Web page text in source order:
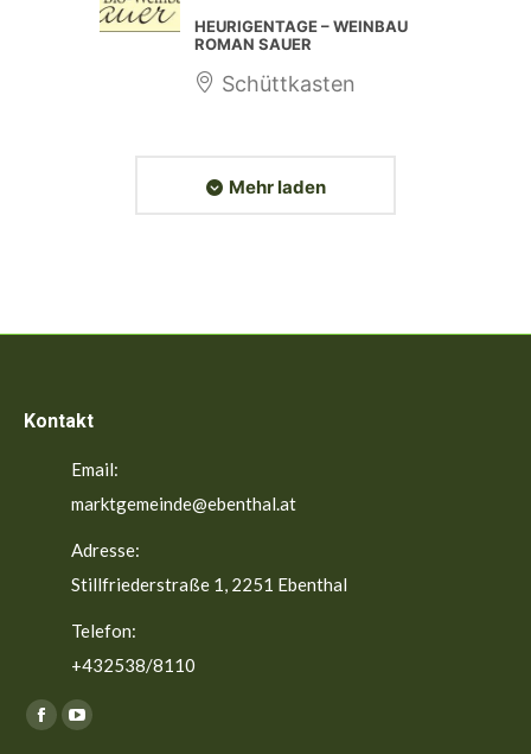
HEURIGENTAGE – WEINBAU
ROMAN SAUER
Schüttkasten
Mehr laden
Kontakt
Email:
marktgemeinde@ebenthal.at
Adresse:
Stillfriederstraße 1, 2251 Ebenthal
Telefon:
+432538/8110
Finden Sie uns auf:
FacebookYouTube